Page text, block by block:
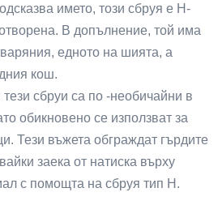
името, този сбруя е H-
В допълнение, той има
едното на шията, а
кош.
тези сбруи са по -необичайни в
обикновено се използват за
Тези въжета обграждат гърдите
заека от натиска върху
с помощта на сбруя тип Н.